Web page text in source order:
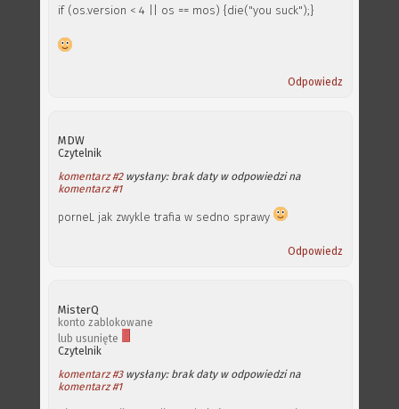
if (os.version < 4 || os == mos) {die("you suck");}
Odpowiedz
MDW
Czytelnik
komentarz #2wysłany: brak daty w odpowiedzi na
komentarz #1
porneL jak zwykle trafia w sedno sprawy
Odpowiedz
MisterQ
konto zablokowane
lub usunięte
Czytelnik
komentarz #3wysłany: brak daty w odpowiedzi na
komentarz #1